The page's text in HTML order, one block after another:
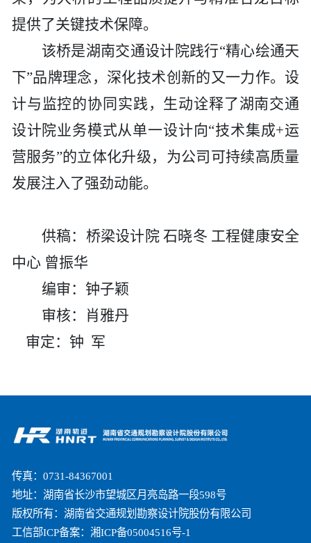
提供了关键技术保障。
该桥是湖南交通设计院践行“精心绘通天
下”品牌理念，深化技术创新的又一力作。设
计与监控的协同实践，生动诠释了湖南交通
设计院业务模式从单一设计向“技术集成+运
营服务”的立体化升级，为公司可持续高质量
发展注入了强劲动能。
供稿：桥梁设计院 石晓冬 工程健康安全
中心 曾振华
编审：钟子颖
审核：肖雅丹
审定：钟 军
传真：0731-84367001
地址：湖南省长沙市望城区月亮岛路一段598号
版权所有：湖南省交通规划勘察设计院股份有限公司
工信部ICP备案：湘ICP备05004516号-1